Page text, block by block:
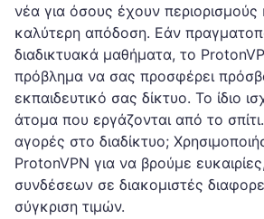
νέα για όσους έχουν περιορισμούς
καλύτερη απόδοση. Εάν
διαδικτυακά μαθήματα, το
πρόβλημα να σας προσφέρει
εκπαιδευτικό σας δίκτυο. Το ίδιο
άτομα που εργάζονται από το
αγορές στο διαδίκτυο;
ProtonVPN για να βρούμε
συνδέσεων σε διακομιστές
σύγκριση τιμών.